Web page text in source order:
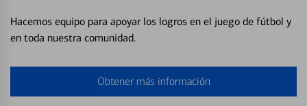
Hacemos equipo para apoyar los logros en el juego de fútbol y
en toda nuestra comunidad.
Obtener más información